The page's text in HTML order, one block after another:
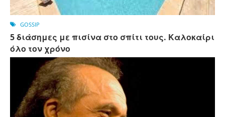
GOSSIP
5 διάσημες με πισίνα στο σπίτι τους. Καλοκαίρι
όλο τον χρόνο